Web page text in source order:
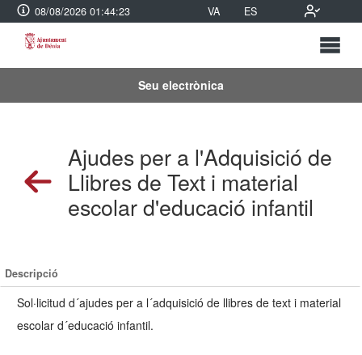
08/08/2026 01:44:23 VA ES
Seu electrònica
Ajudes per a l'Adquisició de
Llibres de Text i material
escolar d'educació infantil
Descripció
Sol·licitud d´ajudes per a l´adquisició de llibres de text i material
escolar d´educació infantil.